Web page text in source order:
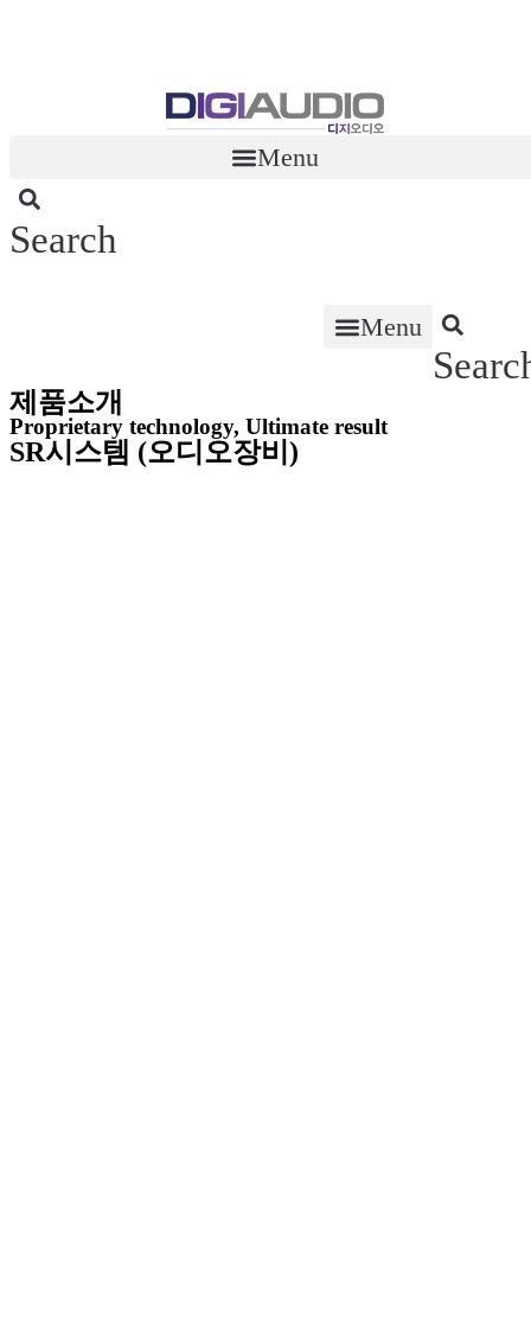
기
Menu
Search
Menu
제품소개
Proprietary technology, Ultimate result
SR시스템 (오디오장비)